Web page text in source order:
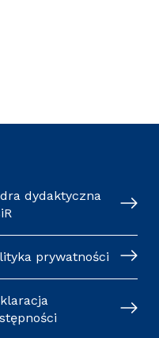
dydaktyczna
prywatności